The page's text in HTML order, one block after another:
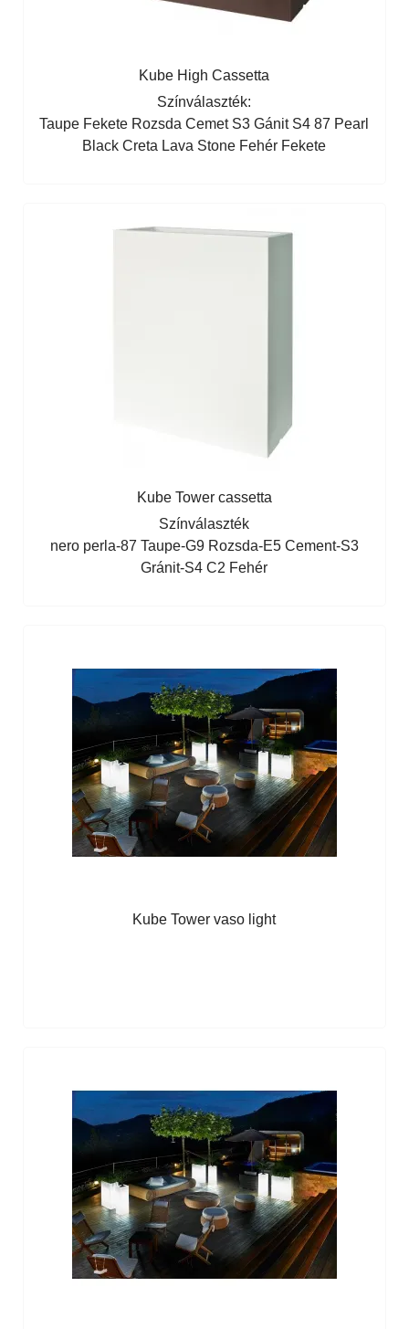
Kube High Cassetta
Színválaszték:
Taupe Fekete RozsdaCemet S3Gánit S487 Pearl
BlackCreta Lava Stone Fehér Fekete
Kube Tower cassetta
Színválaszték
nero perla-87 Taupe-G9 Rozsda-E5 Cement-S3
Gránit-S4C2 Fehér
Kube Tower vaso light